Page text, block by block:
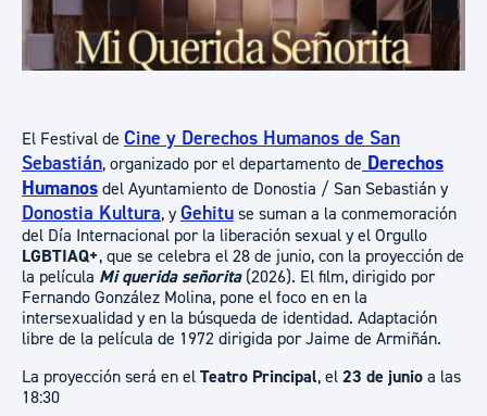
El Festival de Cine y Derechos Humanos de San
Sebastián, organizado por el departamento de Derechos
Humanos del Ayuntamiento de Donostia / San Sebastián y
Donostia Kultura, yGehitu se suman a la conmemoración
del Día Internacional por la liberación sexual y el Orgullo
LGBTIAQ+, que se celebra el 28 de junio, con la proyección de
la película Mi querida señorita (2026). El film, dirigido por
Fernando González Molina, pone el foco en en la
intersexualidad y en la búsqueda de identidad. Adaptación
libre de la película de 1972 dirigida por Jaime de Armiñán.
La proyección será en el Teatro Principal, el 23 de junio a las
18:30